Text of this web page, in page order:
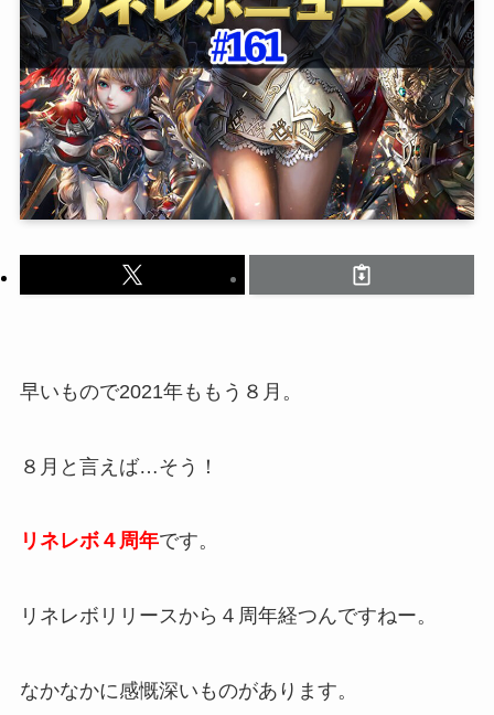
早いもので2021年ももう８月。
８月と言えば…そう！
リネレボ４周年です。
リネレボリリースから４周年経つんですねー。
なかなかに感慨深いものがあります。